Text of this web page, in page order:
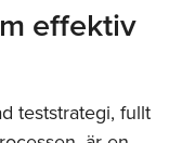
effektiv
teststrategi, fullt